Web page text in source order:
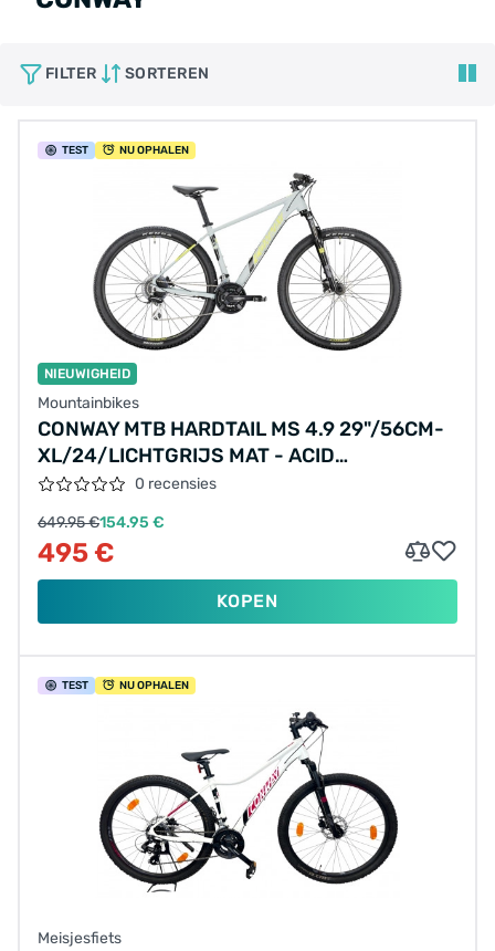
FILTER SORTEREN
TEST NU OPHALEN
NIEUWIGHEID
Mountainbikes
CONWAY MTB HARDTAIL MS 4.9 29"/56CM-
XL/24/LICHTGRIJS MAT - ACID
METALLIC/02891430
0 recensies
649.95 €154.95 €
495 €
KOPEN
TEST NU OPHALEN
Meisjesfiets